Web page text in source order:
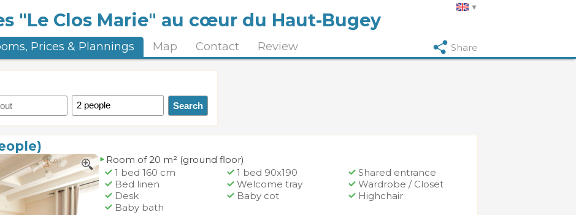
"Le Clos Marie" au cœur du Haut-Bugey
Share
Prices & Plannings Map Contact Review
Room of 20 m² (ground floor)
1 bed 160 cm
1 bed 90x190
Shared entrance
Bed linen
Welcome tray
Wardrobe / Closet
Desk
Baby cot
Highchair
Baby bath